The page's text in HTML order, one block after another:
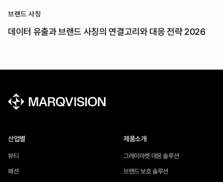
브랜드 사칭
데이터 유출과 브랜드 사칭의 연결고리와 대응 전략 2026
제품소개
그레이마켓 대응 솔루션
브랜드 보호 솔루션
산업별
뷰티
패션